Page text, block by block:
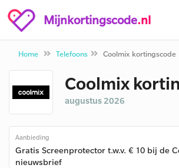
Mijnkortingscode.nl
Home Telefoons Coolmix kortingscode
Coolmix
augustus 2026
Aanbieding
Gratis Screenprotector t.w.v. € 10 bij de
nieuwsbrief